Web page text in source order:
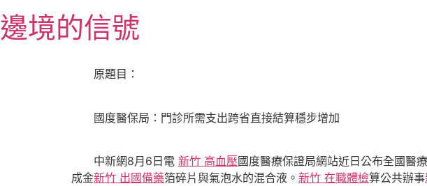
至
主
邊境的信號
原題目：
國度醫保局：門診所需支出跨省直接結算穩步增加
中新網8月6日電 新竹 高血壓國度醫療保證局網站近日公布全國醫
成金新竹 出國備藥箔碎片與氣泡水的混合液。 新竹 在職體檢算公共辦事